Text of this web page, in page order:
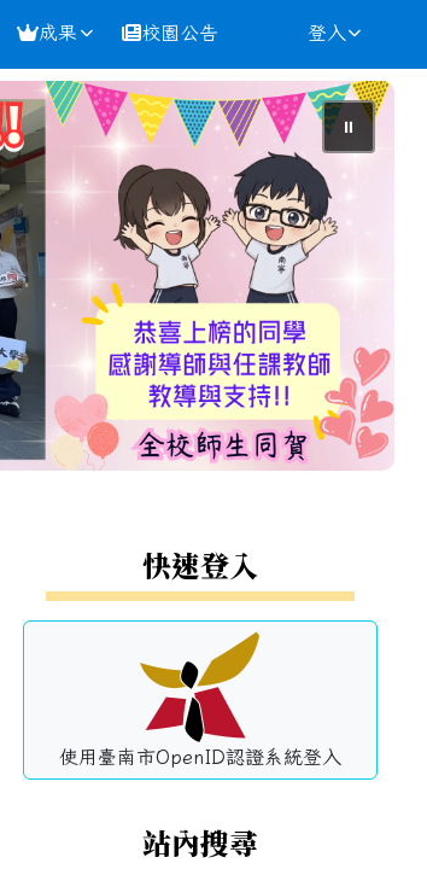
成果 校園公告 登入
⏸
左邊區域內容
快速登入
使用臺南市OpenID認證系統登入
站內搜尋